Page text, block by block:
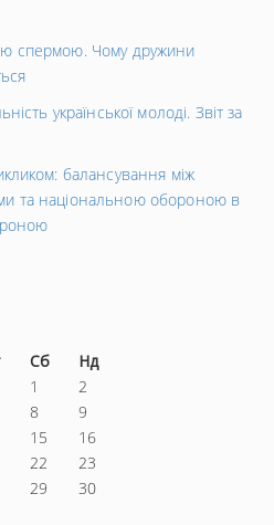
спермою. Чому дружини
української молоді. Звіт за
балансування між
та національною обороною в
Сб
Нд
1
2
8
9
15
16
22
23
29
30